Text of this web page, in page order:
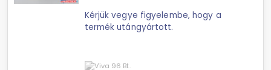
Kérjük vegye figyelembe, hogy a
termék utángyártott.